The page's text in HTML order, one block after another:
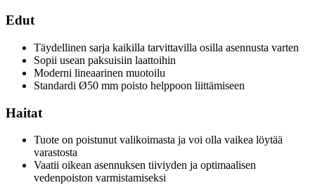
Edut
Täydellinen sarja kaikilla tarvittavilla osilla asennusta varten
Sopii usean paksuisiin laattoihin
Moderni lineaarinen muotoilu
Standardi Ø50 mm poisto helppoon liittämiseen
Haitat
Tuote on poistunut valikoimasta ja voi olla vaikea löytää
varastosta
Vaatii oikean asennuksen tiiviyden ja optimaalisen
vedenpoiston varmistamiseksi